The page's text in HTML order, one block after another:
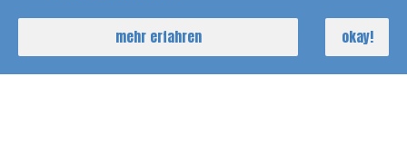
Wir hatten perfekt gerechnet und geplant und
fuhren mit Rückenstrom 10 Knoten über Grund
bei leichten achterlichen Winden. Eine Yacht im
mehr erfahren okay!